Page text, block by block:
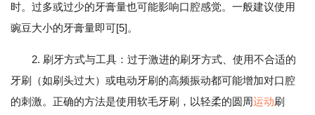
时。过多或过少的牙膏量也可能影响口腔感觉。一般建议使用
豌豆大小的牙膏量即可[5]。
2. 刷牙方式与工具：过于激进的刷牙方式、使用不合适的
牙刷（如刷头过大）或电动牙刷的高频振动都可能增加对口腔
的刺激。正确的方法是使用软毛牙刷，以轻柔的圆周运动刷